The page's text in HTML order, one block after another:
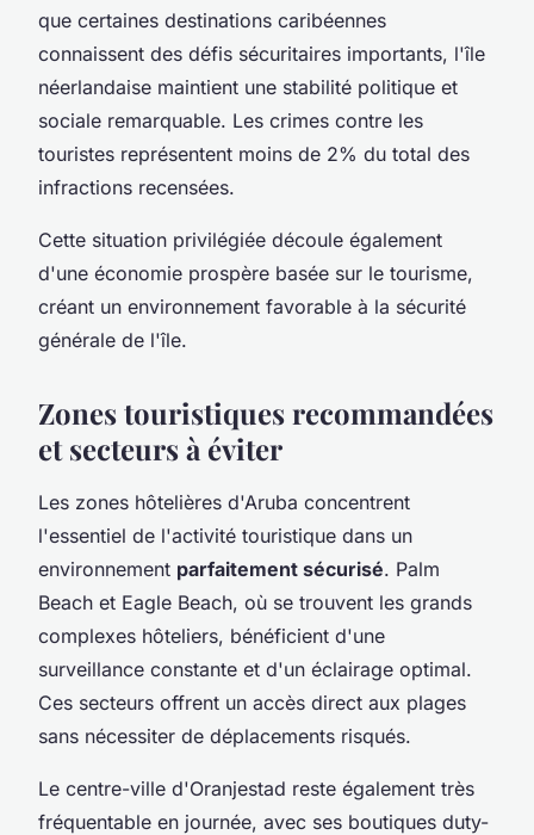
que certaines destinations caribéennes
connaissent des défis sécuritaires importants, l'île
néerlandaise maintient une stabilité politique et
sociale remarquable. Les crimes contre les
touristes représentent moins de 2% du total des
infractions recensées.
Cette situation privilégiée découle également
d'une économie prospère basée sur le tourisme,
créant un environnement favorable à la sécurité
générale de l'île.
Zones touristiques recommandées
et secteurs à éviter
Les zones hôtelières d'Aruba concentrent
l'essentiel de l'activité touristique dans un
environnement parfaitement sécurisé. Palm
Beach et Eagle Beach, où se trouvent les grands
complexes hôteliers, bénéficient d'une
surveillance constante et d'un éclairage optimal.
Ces secteurs offrent un accès direct aux plages
sans nécessiter de déplacements risqués.
Le centre-ville d'Oranjestad reste également très
fréquentable en journée, avec ses boutiques duty-